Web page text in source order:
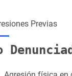
Previas